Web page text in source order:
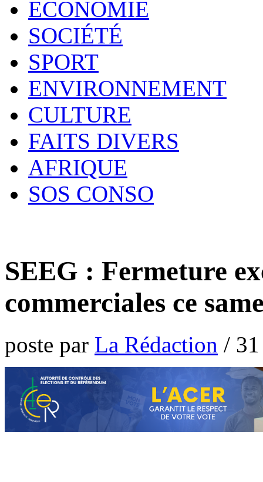
ECONOMIE
SOCIÉTÉ
SPORT
ENVIRONNEMENT
CULTURE
FAITS DIVERS
AFRIQUE
SOS CONSO
SEEG : Fermeture
commerciales ce
poste par La Rédaction /